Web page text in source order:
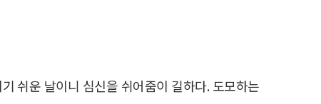
쉬운 날이니 심신을 쉬어줌이 길하다. 도모하는